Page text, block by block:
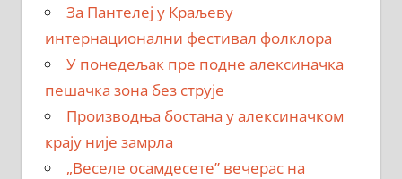
За Пантелеј у Краљеву
интернационални фестивал фолклора
У понедељак пре подне алексиначка
пешачка зона без струје
Производња бостана у алексиначком
крају није замрла
„Веселе осамдесете” вечерас на